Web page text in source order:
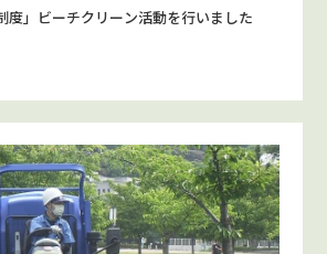
度」ビーチクリーン活動を行いました